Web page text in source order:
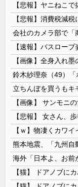
【ｗ】物凄くカワ